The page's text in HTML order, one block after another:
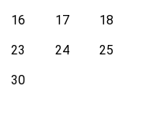
16 17
18
23 24
25
30